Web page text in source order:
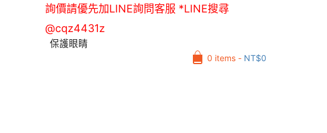
詢價請優先加LINE詢問客服 *LINE搜尋
@cqz4431z
保護眼睛
0 items - NT$0